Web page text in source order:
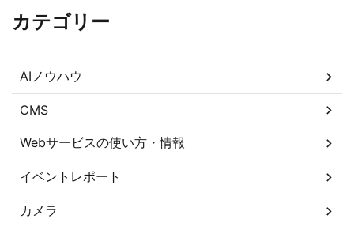
カテゴリー
AIノウハウ
CMS
Webサービスの使い方・情報
イベントレポート
カメラ